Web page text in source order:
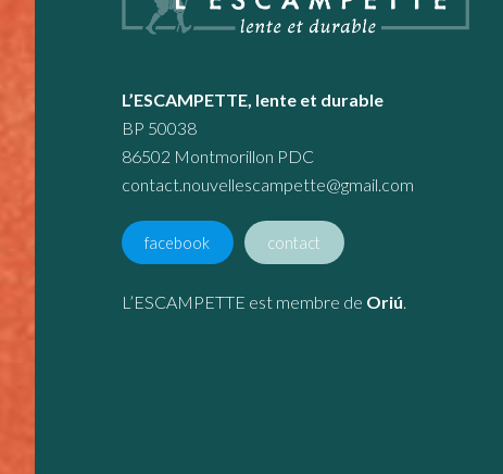
L’ESCAMPETTE, lente et durable
BP 50038
86502 Montmorillon PDC
contact.nouvellescampette@gmail.com
facebook contact
L’ESCAMPETTE est membre de Oriú.